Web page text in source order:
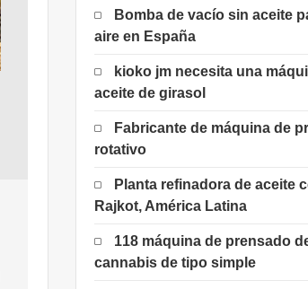
Bomba de vacío sin aceite
aire en España
kioko jm necesita una
aceite de girasol
Fabricante de máquina de
rotativo
Planta refinadora de aceite
Rajkot, América Latina
118 máquina de prensado
cannabis de tipo simple